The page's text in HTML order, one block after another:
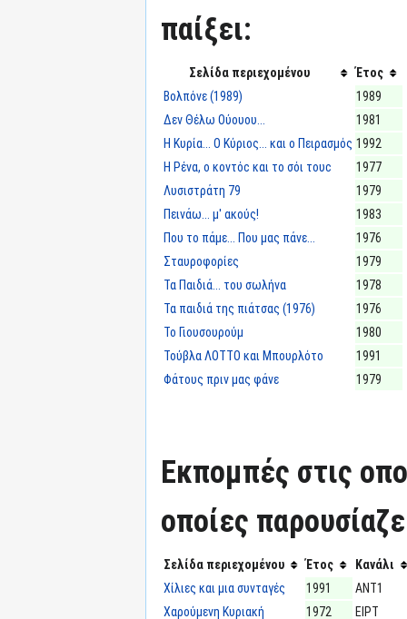
παίξει:
Σελίδα περιεχομένου
Έτος
Βολπόνε (1989)
1989
Δεν Θέλω Ούουου...
1981
Η Κυρία... Ο Κύριος... και ο Πειρασμός 1992
Η Ρένα, ο κοντόc και το σόι τουc
1977
Λυσιστράτη 79
1979
Πεινάω... μ' ακούς!
1983
Που το πάμε... Που μας πάνε...
1976
Σταυροφορίες
1979
Τα Παιδιά... του σωλήνα
1978
Τα παιδιά της πιάτσας (1976)
1976
Το Γιουσουρούμ
1980
Τούβλα ΛΟΤΤΟ και Μπουρλότο
1991
Φάτους πριν μας φάνε
1979
Εκπομπές στις
οποίες
Σελίδα περιεχομένου Έτος
Κανάλι
Χίλιες και μια συνταγές
1991
ΑΝΤ1
Χαρούμενη Κυριακή
1972 ΕΙΡΤ